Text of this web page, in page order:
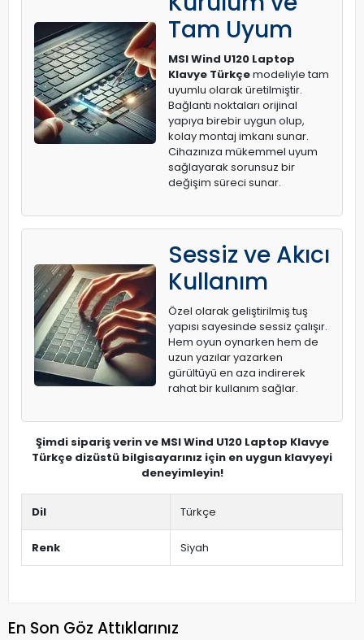
Tam Uyum
MSI Wind U120 Laptop
Klavye Türkçemodeliyle tam
uyumlu olarak üretilmiştir.
Bağlantı noktaları orijinal
yapıya birebir uygun olup,
kolay montaj imkanı sunar.
Cihazınıza mükemmel uyum
sağlayarak sorunsuz bir
değişim süreci sunar.
Sessiz ve Akıcı
Kullanım
Özel olarak geliştirilmiş tuş
yapısı sayesinde sessiz çalışır.
Hem oyun oynarken hem de
uzun yazılar yazarken
gürültüyü en aza indirerek
rahat bir kullanım sağlar.
Şimdi sipariş verin ve MSI Wind U120 Laptop Klavye
Türkçe dizüstü bilgisayarınız için en uygun klavyeyi
deneyimleyin!
Dil Türkçe
Renk Siyah
En Son Göz Attıklarınız